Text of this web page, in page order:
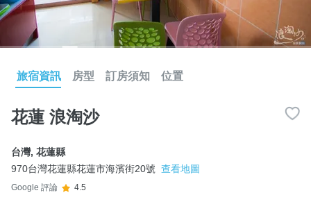
旅宿資訊 房型 訂房須知 位置
花蓮 浪淘沙
台灣, 花蓮縣
970台灣花蓮縣花蓮市海濱街20號 查看地圖
Google 評論 4.5